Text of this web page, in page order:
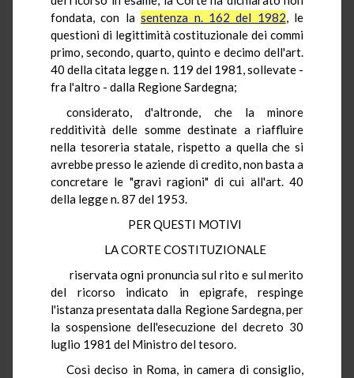
fondata, con lasentenza n. 162 del 1982, le
questioni di legittimità costituzionale dei commi
primo, secondo, quarto, quinto e decimo dell'art.
40 della citata legge n. 119 del 1981, sollevate -
fra l'altro - dalla Regione Sardegna;
considerato, d'altronde, che la minore
redditività delle somme destinate a riaffluire
nella tesoreria statale, rispetto a quella che si
avrebbe presso le aziende di credito, non basta a
concretare le "gravi ragioni" di cui all'art. 40
della legge n. 87 del 1953.
PER QUESTI MOTIVI
LA CORTE COSTITUZIONALE
riservata ogni pronuncia sul rito e sul merito
del ricorso indicato in epigrafe, respinge
l'istanza presentata dalla Regione Sardegna, per
la sospensione dell'esecuzione del decreto 30
luglio 1981 del Ministro del tesoro.
Così deciso in Roma, in camera di consiglio,